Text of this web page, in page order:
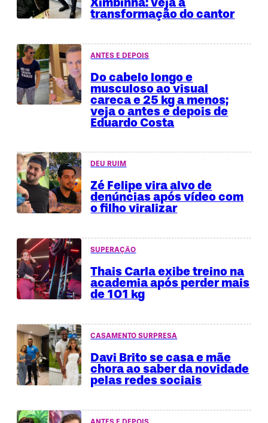
transformação do cantor
ANTES E DEPOIS
Do cabelo longo e
musculoso ao visual
careca e 25 kg a menos;
veja o antes e depois de
Eduardo Costa
DEU RUIM
Zé Felipe vira alvo de
denúncias após vídeo com
o filho viralizar
SUPERAÇÃO
Thais Carla exibe treino na
academia após perder mais
de 101 kg
CASAMENTO SURPRESA
Davi Brito se casa e mãe
chora ao saber da novidade
pelas redes sociais